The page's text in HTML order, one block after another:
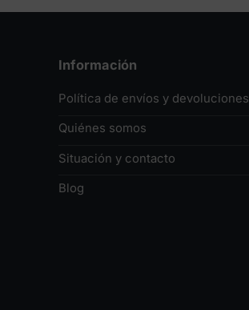
Información
Política de envíos y devoluciones
Quiénes somos
Situación y contacto
Blog